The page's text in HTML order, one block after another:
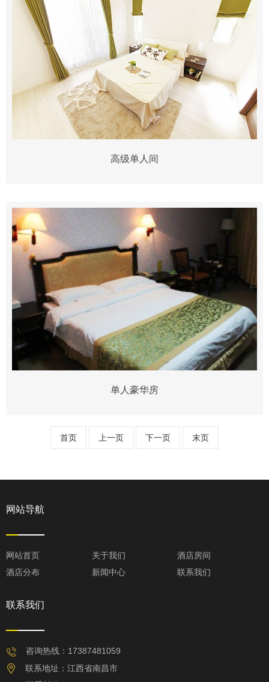
高级单人间
单人豪华房
首页 上一页 下一页 末页
网站导航
网站首页 关于我们
酒店房间
酒店分布
新闻中心 联系我们
联系我们
咨询热线：17387481059
联系地址：江西省南昌市